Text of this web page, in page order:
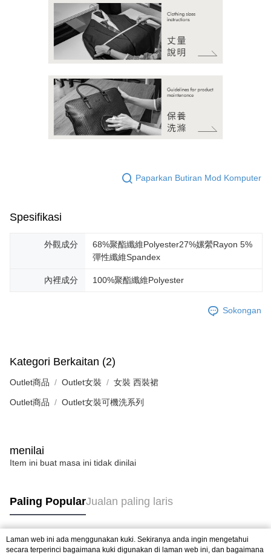
Paparkan Butiran Mod Komputer
Spesifikasi
外觀成分
68%聚酯纖維Polyester27%嫘縈Rayon 5%
彈性纖維Spandex
內裡成分 100%聚酯纖維Polyester
Sokongan
Kategori Berkaitan (2)
Outlet商品 Outlet女裝 女裝 西裝裙
Outlet商品 Outlet女裝可機洗系列
menilai
Item ini buat masa ini tidak dinilai
Paling PopularJualan paling laris
Tag Popular
Laman web ini ada menggunakan kuki. Sekiranya anda ingin mengetahui
secara terperinci bagaimana kuki digunakan di laman web ini, dan bagaimana